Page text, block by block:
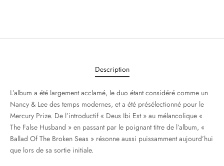
Description
L’album a été largement acclamé, le duo étant considéré comme un
Nancy & Lee des temps modernes, et a été présélectionné pour le
Mercury Prize. De l’introductif « Deus Ibi Est » au mélancolique «
The False Husband » en passant par le poignant titre de l’album, «
Ballad Of The Broken Seas » résonne aussi puissamment aujourd’hui
que lors de sa sortie initiale.